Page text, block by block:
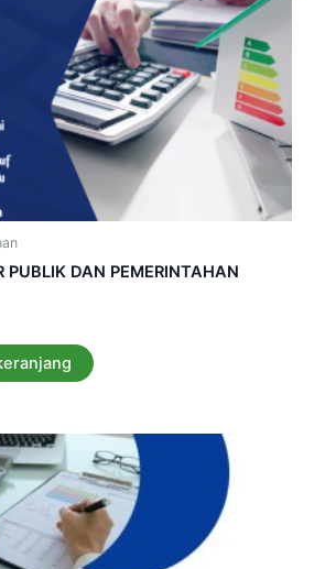
PUBLIK DAN PEMERINTAHAN